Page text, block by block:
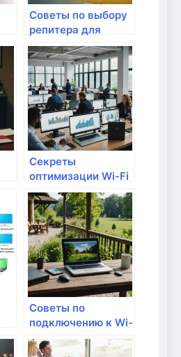
Советы по выбору
репитера для
улучшения Wi-Fi
Секреты
оптимизации Wi-Fi
для студентов
Советы по
подключению к Wi-
Fi в
многоквартирных